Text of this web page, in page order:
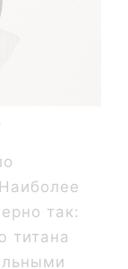
так:
титана